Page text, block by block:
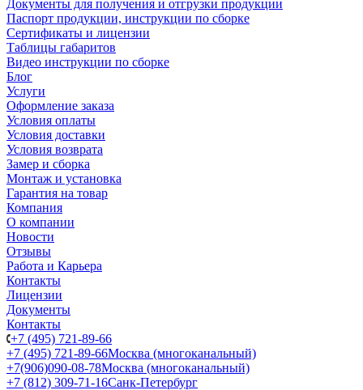
Документы для получения и отгрузки продукции
Паспорт продукции, инструкции по сборке
Сертификаты и лицензии
Таблицы габаритов
Видео инструкции по сборке
Блог
Услуги
Оформление заказа
Условия оплаты
Условия доставки
Условия возврата
Замер и сборка
Монтаж и установка
Гарантия на товар
Компания
О компании
Новости
Отзывы
Работа и Карьера
Контакты
Лицензии
Документы
Контакты
+7 (495) 721-89-66
+7 (495) 721-89-66Москва (многоканальный)
+7(906)090-08-78Москва (многоканальный)
+7 (812) 309-71-16Санк-Петербург